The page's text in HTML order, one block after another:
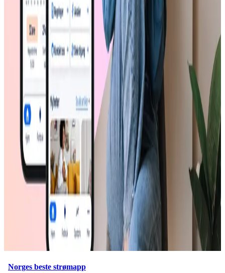
Norges beste strømapp